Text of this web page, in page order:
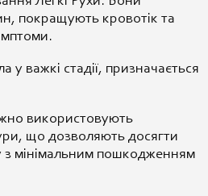
покращують кровотік та
важкі стадії, призначається
використовують
що дозволяють досягти
з мінімальним пошкодженням